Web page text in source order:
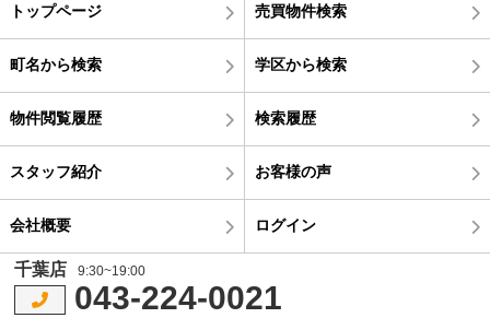
トップページ 売買物件検索
町名から検索 学区から検索
物件閲覧履歴 検索履歴
スタッフ紹介 お客様の声
会社概要 ログイン
千葉店 9:30~19:00
043-224-0021